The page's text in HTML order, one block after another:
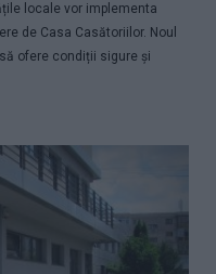
locale vor implementa
de Casa Casătoriilor. Noul
ofere condiții sigure și